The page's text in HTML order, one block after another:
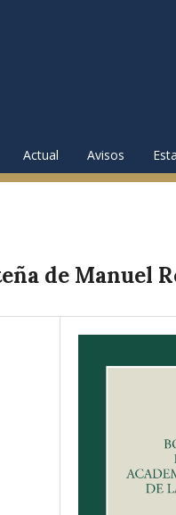
Actual Avisos
de Manuel